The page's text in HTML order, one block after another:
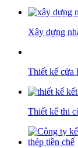
Xây dựng
Thiết kế cửa
Thiết kế thi